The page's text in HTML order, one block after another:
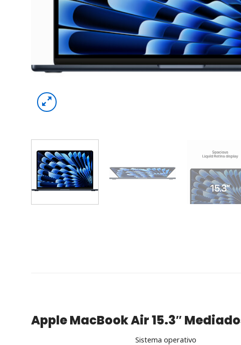
Apple MacBook Air 15.3″
Sistema operativo